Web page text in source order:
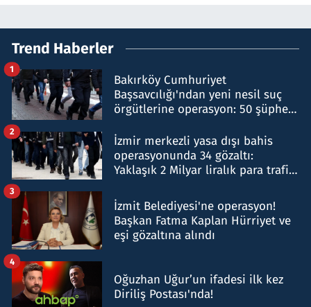
Trend Haberler
Bakırköy Cumhuriyet
Başsavcılığı'ndan yeni nesil suç
örgütlerine operasyon: 50 şüpheli
1
İzmir merkezli yasa dışı bahis
operasyonunda 34 gözaltı:
Yaklaşık 2 Milyar liralık para trafiği
2
İzmit Belediyesi'ne operasyon!
Başkan Fatma Kaplan Hürriyet ve
eşi gözaltına alındı
3
Oğuzhan Uğur’un ifadesi ilk kez
Diriliş Postası'nda!
4